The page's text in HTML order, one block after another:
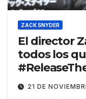
ZACK SNYDER
El director
todos los
21 DE